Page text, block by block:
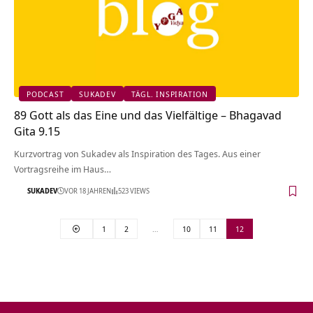
PODCAST SUKADEV TÄGL. INSPIRATION
89 Gott als das Eine und das Vielfältige – Bhagavad
Gita 9.15
Kurzvortrag von Sukadev als Inspiration des Tages. Aus einer
Vortragsreihe im Haus…
SUKADEV VOR 18 JAHREN 523 VIEWS
1 2 10 11 12